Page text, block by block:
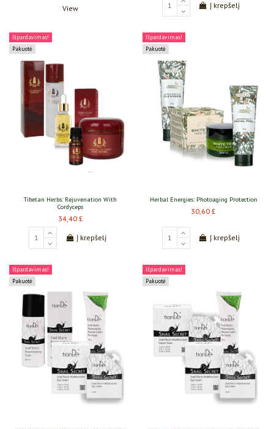
View Į krepšelį
Išpardavimas!
Pakuotė
Tibetan Herbs: Rejuvenation With
Cordyceps
34,40 £
Į krepšelį
Išpardavimas!
Pakuotė
Herbal Energies: Photoaging Protection
30,60 £
Į krepšelį
Išpardavimas!
Pakuotė
Išpardavimas!
Pakuotė